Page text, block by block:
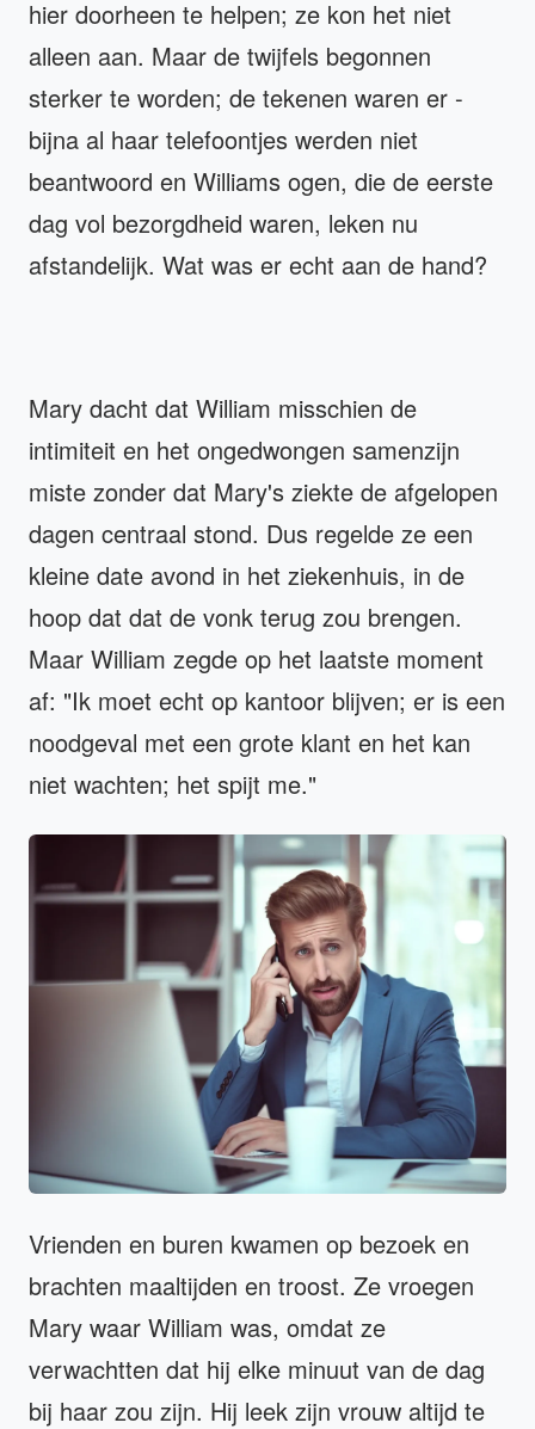
hier doorheen te helpen; ze kon het niet
alleen aan. Maar de twijfels begonnen
sterker te worden; de tekenen waren er -
bijna al haar telefoontjes werden niet
beantwoord en Williams ogen, die de eerste
dag vol bezorgdheid waren, leken nu
afstandelijk. Wat was er echt aan de hand?
Mary dacht dat William misschien de
intimiteit en het ongedwongen samenzijn
miste zonder dat Mary's ziekte de afgelopen
dagen centraal stond. Dus regelde ze een
kleine date avond in het ziekenhuis, in de
hoop dat dat de vonk terug zou brengen.
Maar William zegde op het laatste moment
af: "Ik moet echt op kantoor blijven; er is een
noodgeval met een grote klant en het kan
niet wachten; het spijt me."
Vrienden en buren kwamen op bezoek en
brachten maaltijden en troost. Ze vroegen
Mary waar William was, omdat ze
verwachtten dat hij elke minuut van de dag
bij haar zou zijn. Hij leek zijn vrouw altijd te